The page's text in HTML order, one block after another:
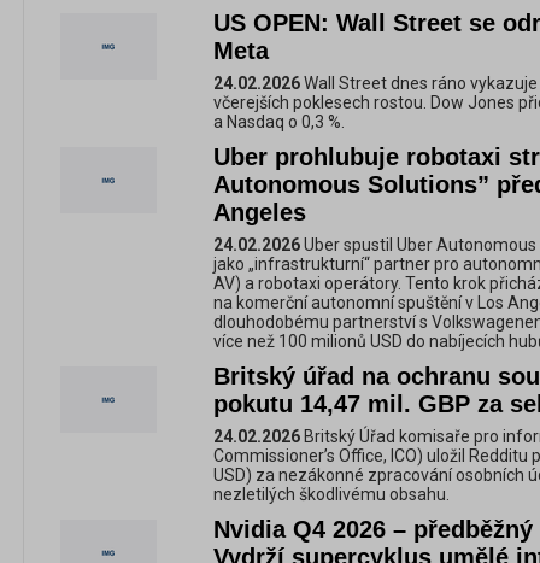
US OPEN: Wall Street se
Meta
24.02.2026Wall Street dnes ráno
včerejších poklesech rostou. Dow Jones
a Nasdaq o 0,3 %.
Uber prohlubuje robotaxi
Autonomous Solutions”
Angeles
24.02.2026Uber spustil Uber
jako „infrastrukturní“ partner pro
AV) a robotaxi operátory. Tento krok
na komerční autonomní spuštění v Los
dlouhodobému partnerství s
více než 100 milionů USD do nabíjecích
Britský úřad na ochranu
pokutu 14,47 mil. GBP za
24.02.2026 Britský Úřad komisaře pro
Commissioner’s Office, ICO) uložil Redditu
USD) za nezákonné zpracování osobních
nezletilých škodlivému obsahu.
Nvidia Q4 2026 –
Vydrží supercyklus umělé